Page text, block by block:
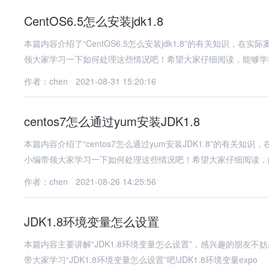
CentOS6.5怎么安装jdk1.8
本篇内容介绍了“CentOS6.5怎么安装jdk1.8”的有关知识，在实
领大家学习一下如何处理这些情况吧！希望大家仔细阅读，能够
作者：chen
2021-08-31 15:20:16
centos7怎么通过yum安装JDK1.8
本篇内容介绍了“centos7怎么通过yum安装JDK1.8”的有关知识
小编带领大家学习一下如何处理这些情况吧！希望大家仔细阅读
作者：chen
2021-08-26 14:25:56
JDK1.8环境变量怎么设置
本篇内容主要讲解“JDK1.8环境变量怎么设置”，感兴趣的朋友不
带大家学习“JDK1.8环境变量怎么设置”吧!JDK1.8环境变量expo